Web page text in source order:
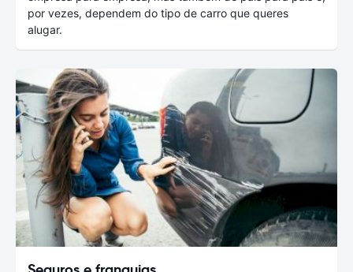
por vezes, dependem do tipo de carro que queres
alugar.